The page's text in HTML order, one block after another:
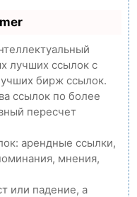
лучших ссылок с
бирж ссылок.
ссылок по более
пересчет
арендные ссылки,
мнения,
или падение, а